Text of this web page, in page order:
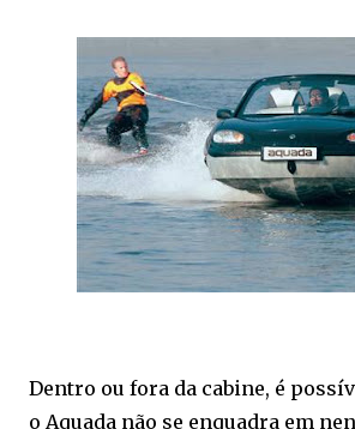
Dentro ou fora da cabine, é
o Aquada não se enquadra em